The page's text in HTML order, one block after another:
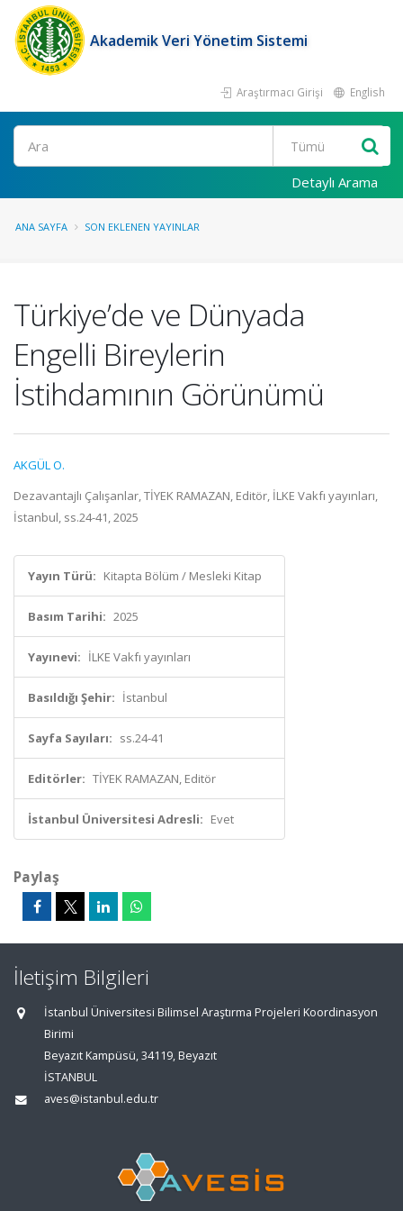
Akademik Veri Yönetim Sistemi
Araştırmacı Girişi English
Ara
Detaylı Arama
ANA SAYFA SON EKLENEN YAYINLAR
Türkiye’de ve Dünyada
Engelli Bireylerin
İstihdamının Görünümü
AKGÜL O.
Dezavantajlı Çalışanlar, TİYEK RAMAZAN, Editör, İLKE Vakfı yayınları,
İstanbul, ss.24-41, 2025
Yayın Türü: Kitapta Bölüm / Mesleki Kitap
Basım Tarihi: 2025
Yayınevi: İLKE Vakfı yayınları
Basıldığı Şehir: İstanbul
Sayfa Sayıları: ss.24-41
Editörler: TİYEK RAMAZAN, Editör
İstanbul Üniversitesi Adresli: Evet
Paylaş
İletişim Bilgileri
İstanbul Üniversitesi Bilimsel Araştırma Projeleri Koordinasyon
Birimi
Beyazıt Kampüsü, 34119, Beyazıt
İSTANBUL
aves@istanbul.edu.tr